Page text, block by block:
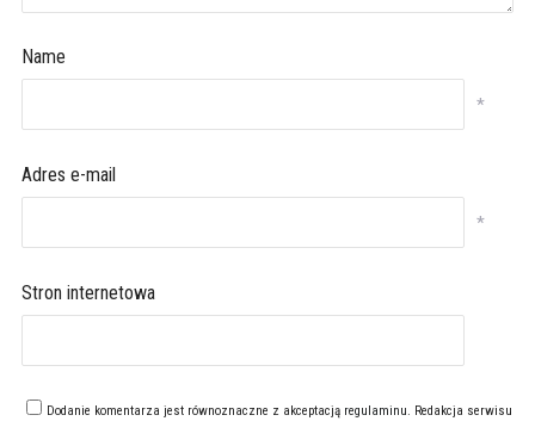
Name
*
Adres e-mail
*
Stron internetowa
Dodanie komentarza jest równoznaczne z akceptacją regulaminu. Redakcja serwisu